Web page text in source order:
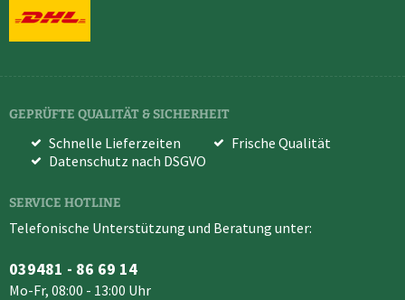
GEPRÜFTE QUALITÄT & SICHERHEIT
Schnelle Lieferzeiten
Frische Qualität
Datenschutz nach DSGVO
SERVICE HOTLINE
Telefonische Unterstützung und Beratung unter:
039481 - 86 69 14
Mo-Fr, 08:00 - 13:00 Uhr